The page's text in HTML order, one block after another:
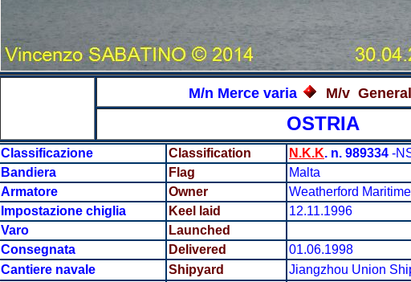
M/n Merce varia M/v
OSTRIA
Classificazione Classification N.K.K. n. 989334 -
Bandiera
Flag
Malta
Armatore
Owner
Weatherford
Impostazione chiglia
Keel laid
12.11.1996
Varo
Launched
Consegnata
Delivered
01.06.1998
Cantiere navale
Shipyard
Jiangzhou Union